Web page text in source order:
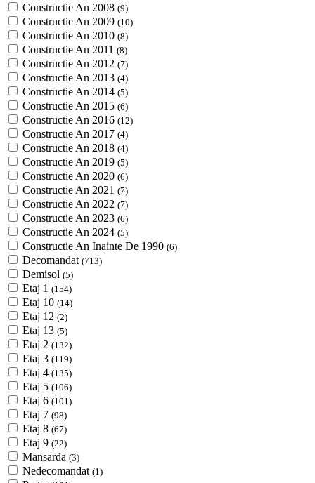
Constructie An 2008 (9)
Constructie An 2009 (10)
Constructie An 2010 (8)
Constructie An 2011 (8)
Constructie An 2012 (7)
Constructie An 2013 (4)
Constructie An 2014 (5)
Constructie An 2015 (6)
Constructie An 2016 (12)
Constructie An 2017 (4)
Constructie An 2018 (4)
Constructie An 2019 (5)
Constructie An 2020 (6)
Constructie An 2021 (7)
Constructie An 2022 (7)
Constructie An 2023 (6)
Constructie An 2024 (5)
Constructie An Inainte De 1990 (6)
Decomandat (713)
Demisol (5)
Etaj 1 (154)
Etaj 10 (14)
Etaj 12 (2)
Etaj 13 (5)
Etaj 2 (132)
Etaj 3 (119)
Etaj 4 (135)
Etaj 5 (106)
Etaj 6 (101)
Etaj 7 (98)
Etaj 8 (67)
Etaj 9 (22)
Mansarda (3)
Nedecomandat (1)